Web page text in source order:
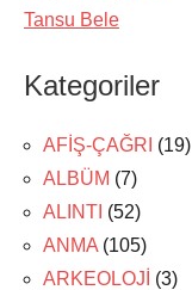
Tansu Bele
Kategoriler
AFİŞ-ÇAĞRI (19)
ALBÜM (7)
ALINTI (52)
ANMA (105)
ARKEOLOJİ (3)